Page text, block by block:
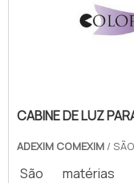
Espelhos para
etc.Alguns dos
CABINE DE LUZ
ADEXIM COMEXIM /
São matérias